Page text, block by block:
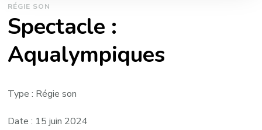
RÉGIE SON
Spectacle :
Aqualympiques
Type : Régie son
Date : 15 juin 2024